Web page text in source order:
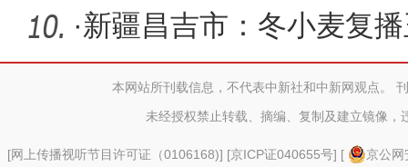
·新疆昌吉市：冬小麦复
增收本网站所刊载信息，不代表中新社和中新网观点。
未经授权禁止转载、摘编、复制及建立镜像，
[网上传播视听节目许可证（0106168)] [京ICP证040655号] [
京公